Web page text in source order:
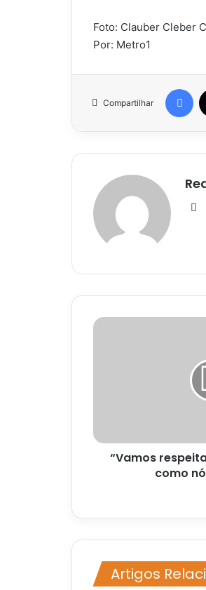
Foto: Clauber Cleber
Por: Metro1
Compartilhar
“Vamos
Lula
“Vamos
como
Artigos